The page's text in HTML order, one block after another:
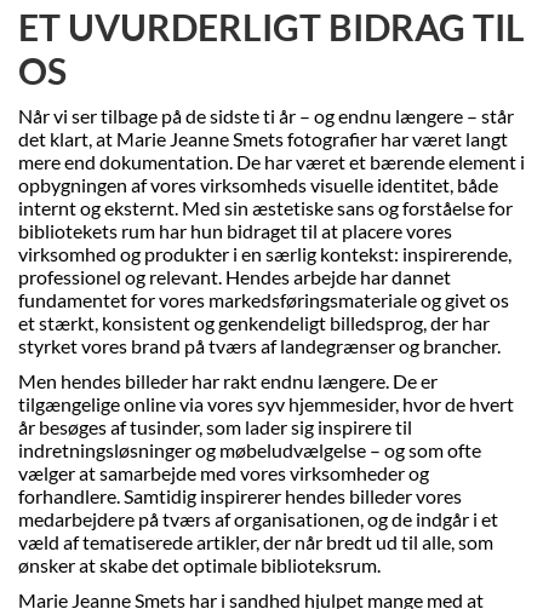
ET UVURDERLIGT BIDRAG TIL
OS
Når vi ser tilbage på de sidste ti år – og endnu længere – står
det klart, at Marie Jeanne Smets fotografier har været langt
mere end dokumentation. De har været et bærende element i
opbygningen af vores virksomheds visuelle identitet, både
internt og eksternt. Med sin æstetiske sans og forståelse for
bibliotekets rum har hun bidraget til at placere vores
virksomhed og produkter i en særlig kontekst: inspirerende,
professionel og relevant. Hendes arbejde har dannet
fundamentet for vores markedsføringsmateriale og givet os
et stærkt, konsistent og genkendeligt billedsprog, der har
styrket vores brand på tværs af landegrænser og brancher.
Men hendes billeder har rakt endnu længere. De er
tilgængelige online via vores syv hjemmesider, hvor de hvert
år besøges af tusinder, som lader sig inspirere til
indretningsløsninger og møbeludvælgelse – og som ofte
vælger at samarbejde med vores virksomheder og
forhandlere. Samtidig inspirerer hendes billeder vores
medarbejdere på tværs af organisationen, og de indgår i et
væld af tematiserede artikler, der når bredt ud til alle, som
ønsker at skabe det optimale biblioteksrum.
Marie Jeanne Smets har i sandhed hjulpet mange med at